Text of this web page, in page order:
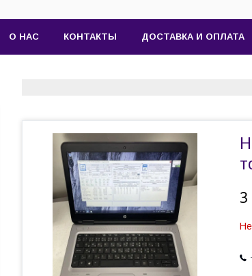
О НАС КОНТАКТЫ ДОСТАВКА И ОПЛАТА
3